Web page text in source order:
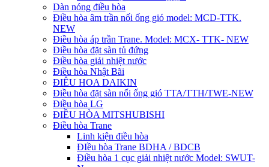
Dàn nóng điều hòa
Điều hòa âm trần nối ống gió model: MCD-TTK.
NEW
Điều hòa áp trần Trane. Model: MCX- TTK- NEW
Điều hòa đặt sàn tủ đứng
Điều hòa giải nhiệt nước
Điều hòa Nhật Bãi
ĐIÊU HOA DAIKIN
Điều hòa đặt sàn nối ống gió TTA/TTH/TWE-NEW
Điều hòa LG
ĐIỀU HÒA MITSHUBISHI
Điều hòa Trane
Linh kiện điều hòa
ĐIều hòa Trane BDHA / BDCB
Điều hòa 1 cục giải nhiệt nước Model: SWUT-